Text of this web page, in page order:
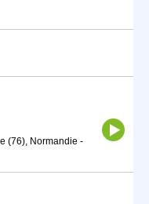
(76), Normandie -